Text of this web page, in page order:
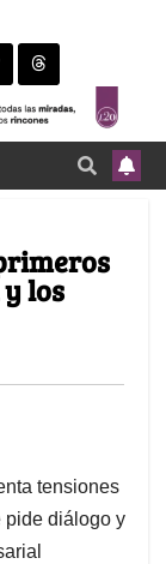
los
tensiones
pide diálogo y